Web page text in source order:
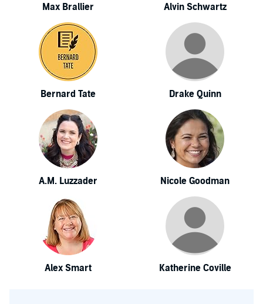
Max Brallier Alvin Schwartz
Bernard Tate Drake Quinn
A.M. Luzzader Nicole Goodman
Alex Smart Katherine Coville